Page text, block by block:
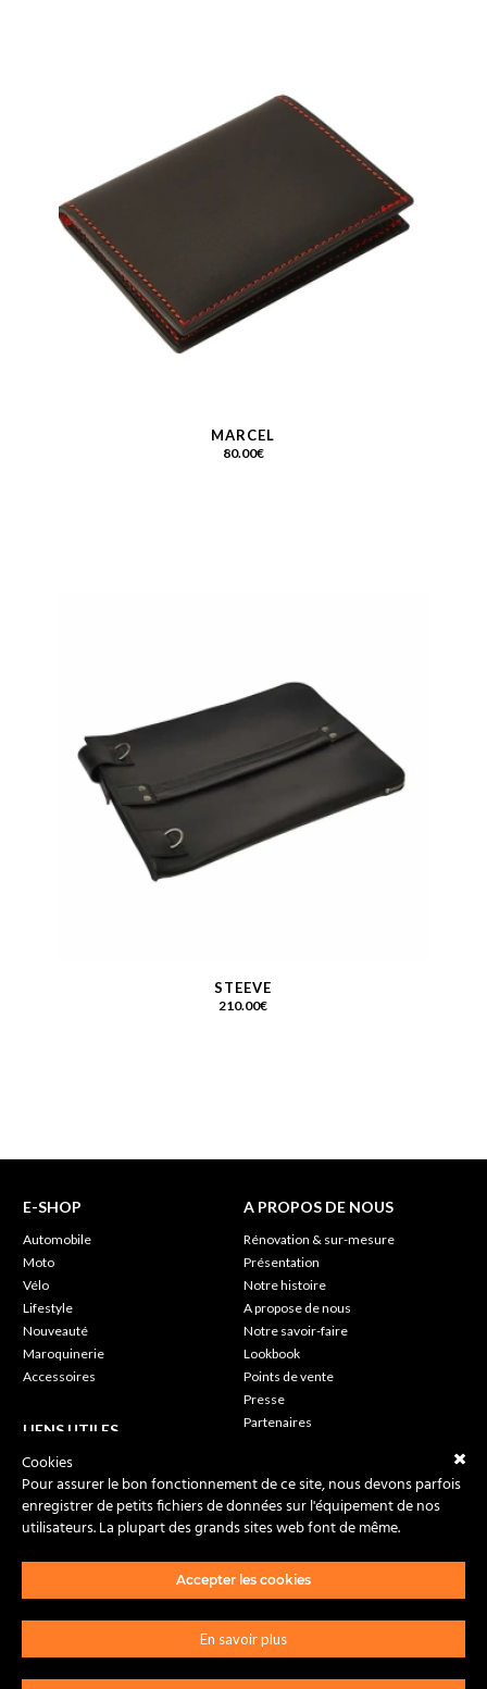
MARCEL
80.00€
STEEVE
210.00€
E-SHOP
Automobile
Moto
Vélo
Lifestyle
Nouveauté
Maroquinerie
Accessoires
LIENS UTILES
My Moto
Wishlist
Foires Aux Questions
Mon compte
Nous contacter
Confidentialité
A PROPOS DE NOUS
Rénovation & sur-mesure
Présentation
Notre histoire
A propose de nous
Notre savoir-faire
Lookbook
Points de vente
Presse
Partenaires
SUIVEZ-NOUS
Cookies
Pour assurer le bon fonctionnement de ce site, nous devons parfois
enregistrer de petits fichiers de données sur l'équipement de nos
utilisateurs. La plupart des grands sites web font de même.
Accepter les cookies
En savoir plus